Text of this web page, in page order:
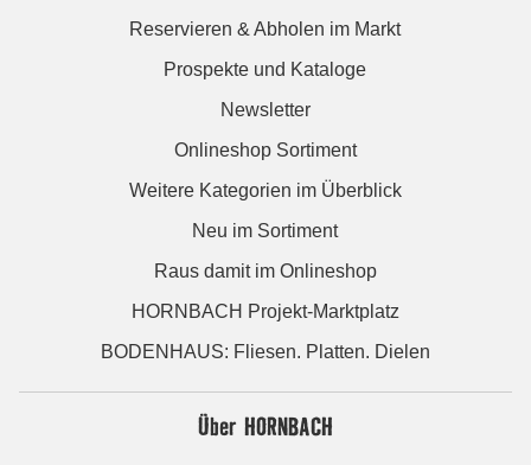
Reservieren & Abholen im Markt
Prospekte und Kataloge
Newsletter
Onlineshop Sortiment
Weitere Kategorien im Überblick
Neu im Sortiment
Raus damit im Onlineshop
HORNBACH Projekt-Marktplatz
BODENHAUS: Fliesen. Platten. Dielen
Über HORNBACH